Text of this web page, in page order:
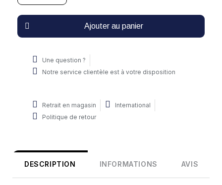
Ajouter au panier
Une question ?
Notre service clientèle est à votre disposition
Retrait en magasin
International
Politique de retour
DESCRIPTION INFORMATIONS AVIS